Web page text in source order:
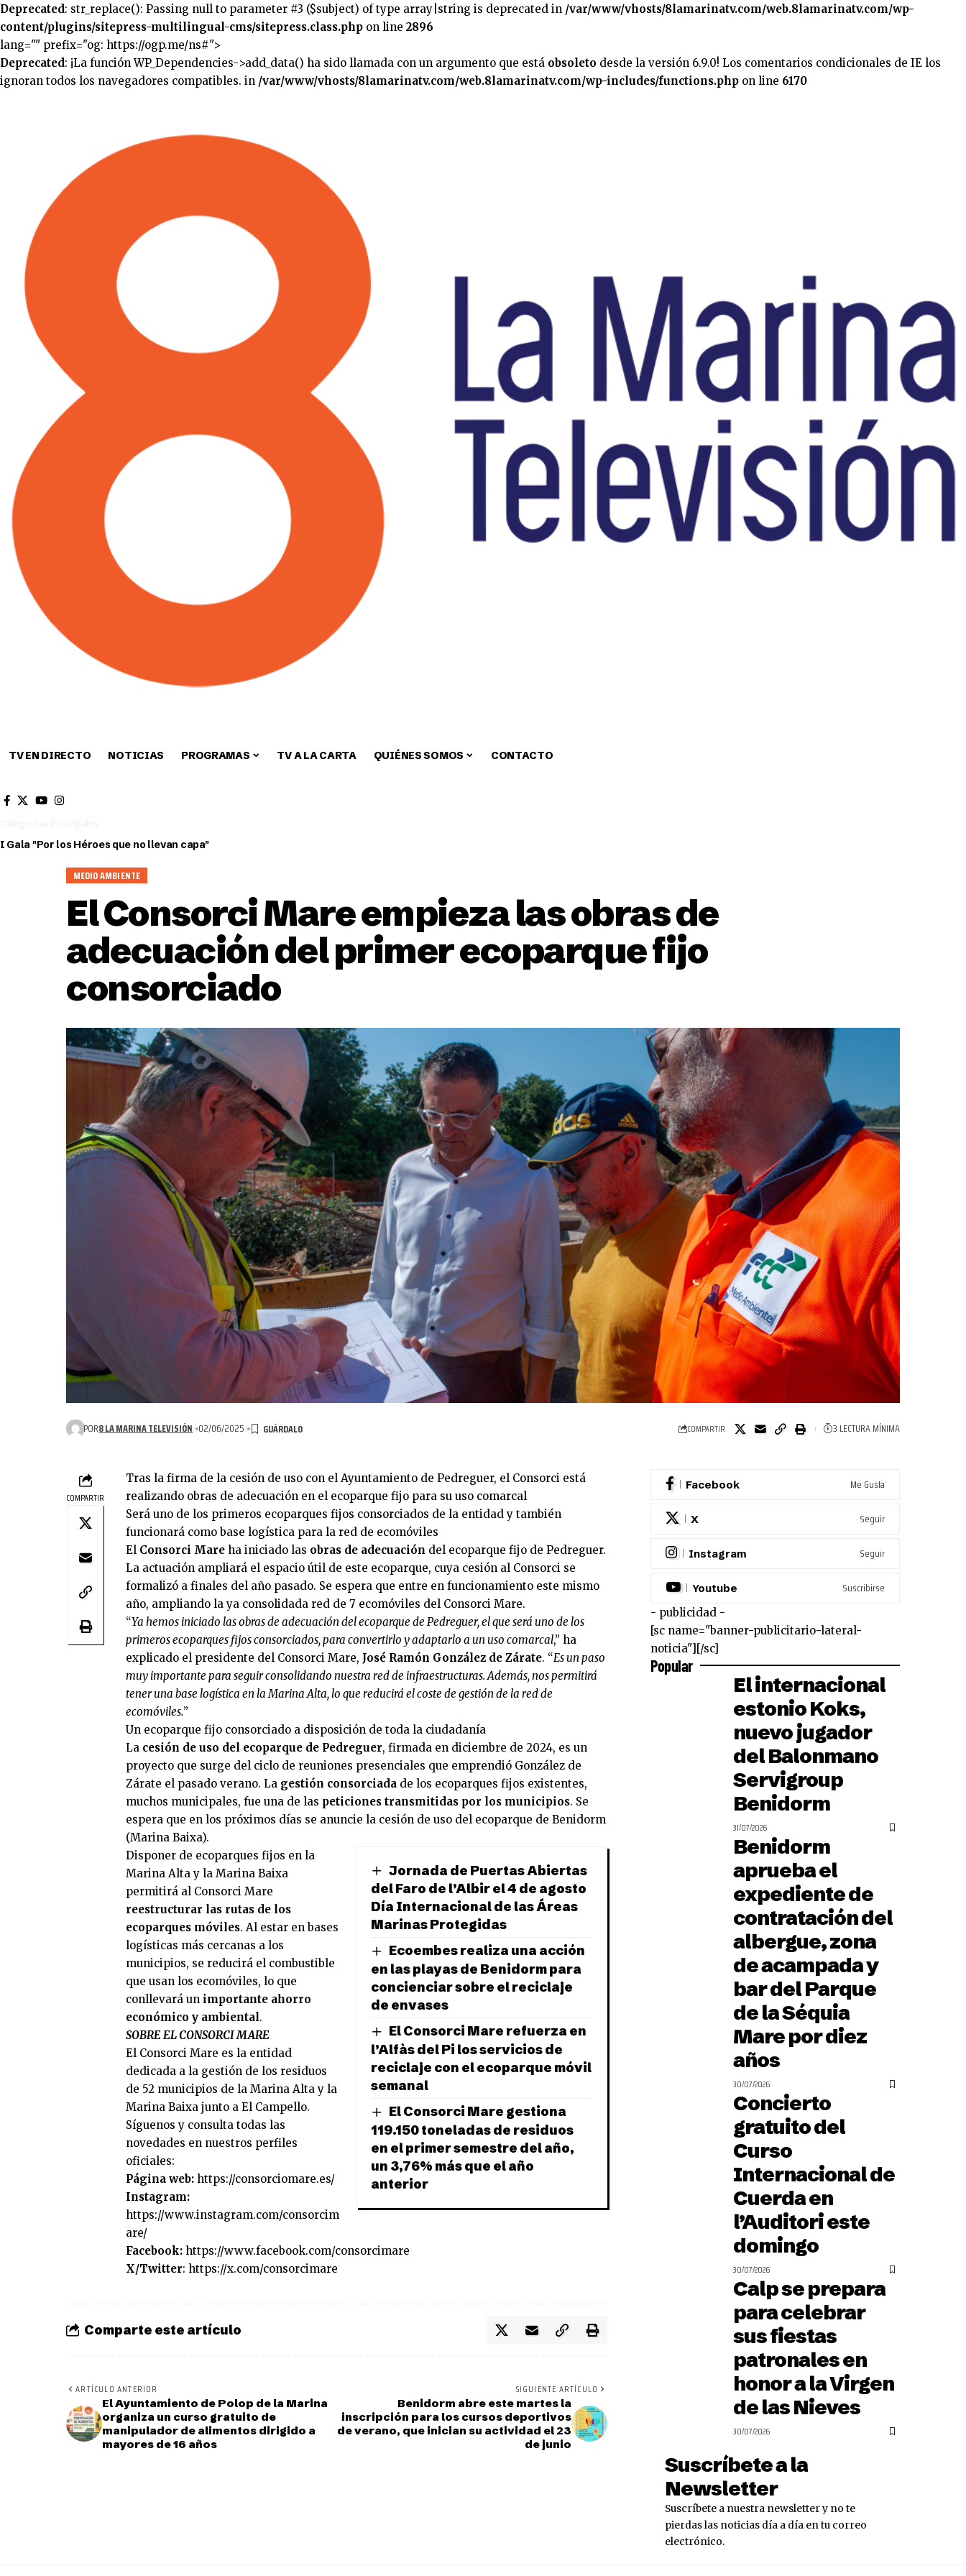
Deprecated: str_replace(): Passing null to parameter #3 ($subject) of type array|string is deprecated in /var/www/vhosts/8lamarinatv.com/web.8lamarinatv.com/wp-
content/plugins/sitepress-multilingual-cms/sitepress.class.php on line 2896
lang="" prefix="og: https://ogp.me/ns#">
Deprecated: ¡La función WP_Dependencies->add_data() ha sido llamada con un argumento que está obsoleto desde la versión 6.9.0! Los comentarios condicionales de IE los
ignoran todos los navegadores compatibles. in /var/www/vhosts/8lamarinatv.com/web.8lamarinatv.com/wp-includes/functions.php on line 6170
TV EN DIRECTO NOTICIAS PROGRAMAS TV A LA CARTA QUIÉNES SOMOS CONTACTO
I Gala "Por los Héroes que no llevan capa"
MEDIO AMBIENTE
El Consorci Mare empieza las obras de
adecuación del primer ecoparque fijo
consorciado
POR8 LA MARINA TELEVISIÓN 02/06/2025 COMPARTIR 3 LECTURA MÍNIMA
COMPARTIR
Tras la firma de la cesión de uso con el Ayuntamiento de Pedreguer, el Consorci está
realizando obras de adecuación en el ecoparque fijo para su uso comarcal
Será uno de los primeros ecoparques fijos consorciados de la entidad y también
funcionará como base logística para la red de ecomóviles
El Consorci Mare ha iniciado las obras de adecuación del ecoparque fijo de Pedreguer.
La actuación ampliará el espacio útil de este ecoparque, cuya cesión al Consorci se
formalizó a finales del año pasado. Se espera que entre en funcionamiento este mismo
año, ampliando la ya consolidada red de 7 ecomóviles del Consorci Mare.
“Ya hemos iniciado las obras de adecuación del ecoparque de Pedreguer, el que será uno de los
primeros ecoparques fijos consorciados, para convertirlo y adaptarlo a un uso comarcal,” ha
explicado el presidente del Consorci Mare, José Ramón González de Zárate. “Es un paso
muy importante para seguir consolidando nuestra red de infraestructuras. Además, nos permitirá
tener una base logística en la Marina Alta, lo que reducirá el coste de gestión de la red de
ecomóviles.”
Un ecoparque fijo consorciado a disposición de toda la ciudadanía
La cesión de uso del ecoparque de Pedreguer, firmada en diciembre de 2024, es un
proyecto que surge del ciclo de reuniones presenciales que emprendió González de
Zárate el pasado verano. La gestión consorciada de los ecoparques fijos existentes,
muchos municipales, fue una de las peticiones transmitidas por los municipios. Se
espera que en los próximos días se anuncie la cesión de uso del ecoparque de Benidorm
(Marina Baixa).
Jornada de Puertas Abiertas
del Faro de l’Albir el 4 de agosto
Día Internacional de las Áreas
Marinas Protegidas
Ecoembes realiza una acción
en las playas de Benidorm para
concienciar sobre el reciclaje
de envases
El Consorci Mare refuerza en
l’Alfàs del Pi los servicios de
reciclaje con el ecoparque móvil
semanal
El Consorci Mare gestiona
119.150 toneladas de residuos
en el primer semestre del año,
un 3,76% más que el año
anterior
Disponer de ecoparques fijos en la
Marina Alta y la Marina Baixa
permitirá al Consorci Mare
reestructurar las rutas de los
ecoparques móviles. Al estar en bases
logísticas más cercanas a los
municipios, se reducirá el combustible
que usan los ecomóviles, lo que
conllevará un importante ahorro
económico y ambiental.
SOBRE EL CONSORCI MARE
El Consorci Mare es la entidad
dedicada a la gestión de los residuos
de 52 municipios de la Marina Alta y la
Marina Baixa junto a El Campello.
Síguenos y consulta todas las
novedades en nuestros perfiles
oficiales:
Página web: https://consorciomare.es/
Instagram:
https://www.instagram.com/consorcim
are/
Facebook: https://www.facebook.com/consorcimare
X/Twitter: https://x.com/consorcimare
Comparte este artículo
ARTÍCULO ANTERIOR
El Ayuntamiento de Polop de la Marina
organiza un curso gratuito de
manipulador de alimentos dirigido a
mayores de 16 años
SIGUIENTE ARTÍCULO
Benidorm abre este martes la
inscripción para los cursos deportivos
de verano, que inician su actividad el 23
de junio
Facebook Me Gusta
X Seguir
Instagram Seguir
Youtube Suscribirse
- publicidad -
[sc name="banner-publicitario-lateral-
noticia"][/sc]
Popular
El internacional
estonio Koks,
nuevo jugador
del Balonmano
Servigroup
Benidorm
31/07/2026
Benidorm
aprueba el
expediente de
contratación del
albergue, zona
de acampada y
bar del Parque
de la Séquia
Mare por diez
años
30/07/2026
Concierto
gratuito del
Curso
Internacional de
Cuerda en
l’Auditori este
domingo
30/07/2026
Calp se prepara
para celebrar
sus fiestas
patronales en
honor a la Virgen
de las Nieves
30/07/2026
Suscríbete a la
Newsletter
Suscríbete a nuestra newsletter y no te
pierdas las noticias día a día en tu correo
electrónico.